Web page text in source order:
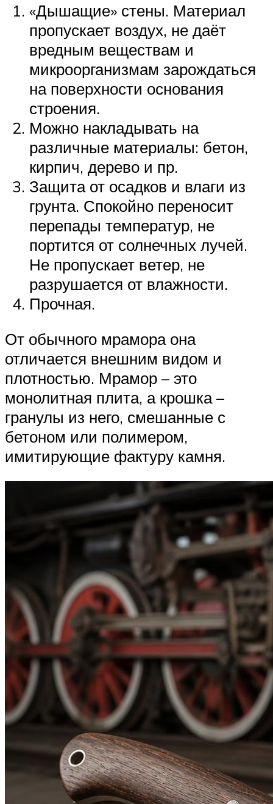
«Дышащие» стены. Материал
пропускает воздух, не даёт
вредным веществам и
микроорганизмам зарождаться
на поверхности основания
строения.
Можно накладывать на
различные материалы: бетон,
кирпич, дерево и пр.
Защита от осадков и влаги из
грунта. Спокойно переносит
перепады температур, не
портится от солнечных лучей.
Не пропускает ветер, не
разрушается от влажности.
Прочная.
От обычного мрамора она
отличается внешним видом и
плотностью. Мрамор – это
монолитная плита, а крошка –
гранулы из него, смешанные с
бетоном или полимером,
имитирующие фактуру камня.